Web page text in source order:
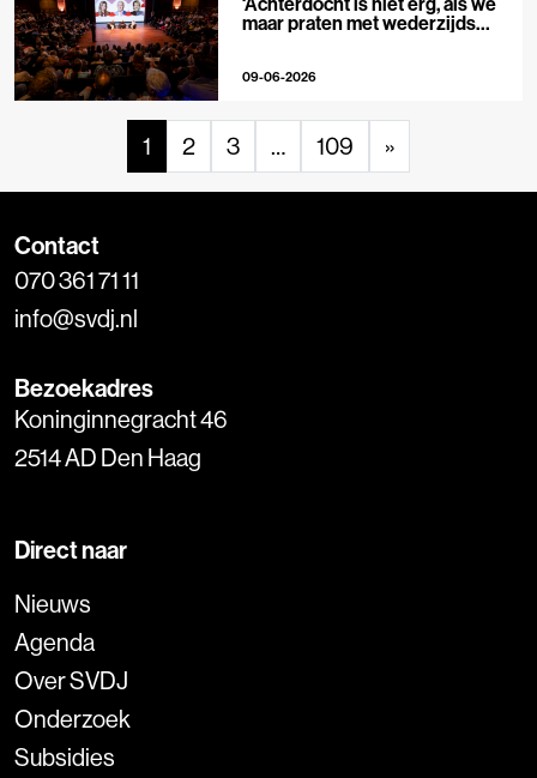
maar praten met wederzijds
09-06-2026
1 2 3 … 109 »
Contact
070 361 71 11
info@svdj.nl
Bezoekadres
Koninginnegracht 46
2514 AD Den Haag
Direct naar
Nieuws
Agenda
Over SVDJ
Onderzoek
Subsidies